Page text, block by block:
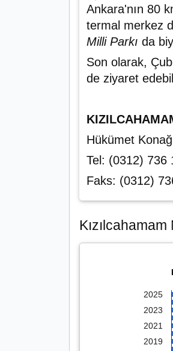
Ankara'nın 80
termal merkez
Milli Parkı da
Son olarak,
de ziyaret
Hükümet
Tel: (0312) 736
Faks: (0312)
2025
2023
2021
2019